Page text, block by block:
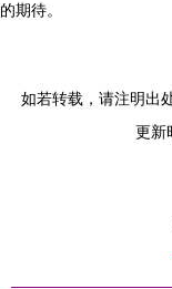
的期待。
如若转载，请注明出
更新